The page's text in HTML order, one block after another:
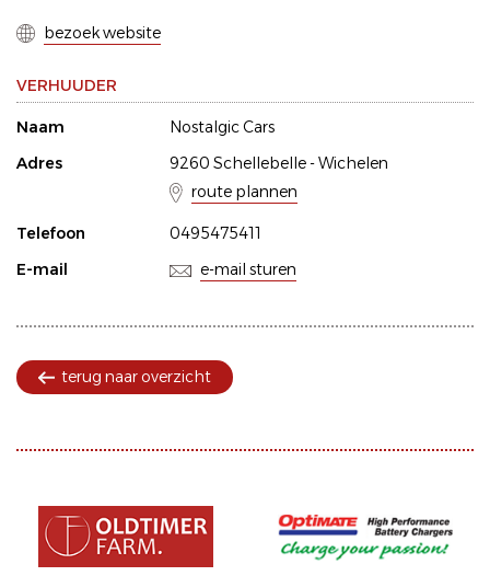
bezoek website
VERHUUDER
Naam
Nostalgic Cars
Adres
9260 Schellebelle - Wichelen
route plannen
Telefoon
0495475411
E-mail
e-mail sturen
terug naar overzicht